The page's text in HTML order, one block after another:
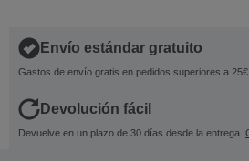
Envío estándar gratuito
Gastos de envío gratis en pedidos superiores a 25€
Devolución fácil
Devuelve en un plazo de 30 días desde la entrega.